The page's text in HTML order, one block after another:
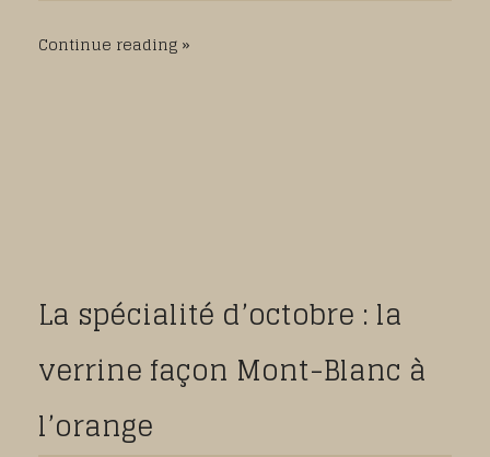
Continue reading
La spécialité d’octobre : la
verrine façon Mont-Blanc à
l’orange